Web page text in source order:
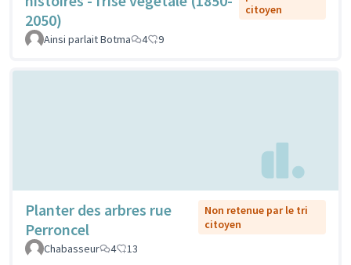
2050)
citoyen
Ainsi parlait Botma 4 9
Planter des arbres rue
Perroncel
Non retenue par le tri
citoyen
Chabasseur
4 13